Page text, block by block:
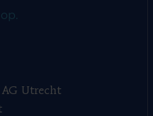
AG Utrecht